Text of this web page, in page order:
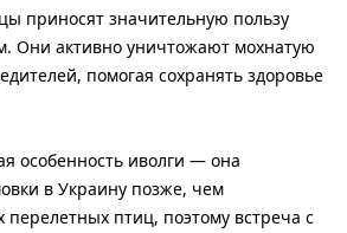
приносят значительную пользу
Они активно уничтожают мохнатую
помогая сохранять здоровье
особенность иволги — она
в Украину позже, чем
перелетных птиц, поэтому встреча с